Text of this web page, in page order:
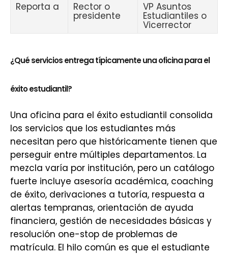
Reporta a
Rector o
presidente
VP Asuntos
Estudiantiles o
Vicerrector
¿Qué servicios entrega típicamente una oficina para el
éxito estudiantil?
Una oficina para el éxito estudiantil consolida
los servicios que los estudiantes más
necesitan pero que históricamente tienen que
perseguir entre múltiples departamentos. La
mezcla varía por institución, pero un catálogo
fuerte incluye asesoría académica, coaching
de éxito, derivaciones a tutoría, respuesta a
alertas tempranas, orientación de ayuda
financiera, gestión de necesidades básicas y
resolución one-stop de problemas de
matrícula. El hilo común es que el estudiante